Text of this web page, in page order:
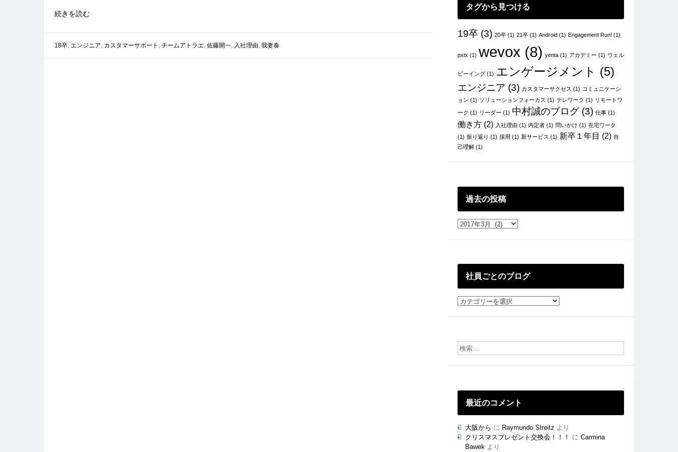
続きを読む私
が
18卒, エンジニア, カスタマーサポート , チームアトラエ, 佐藤開一, 入社理由, 我妻奏
タグから見つける
19卒(3) 20卒(1) 21卒(1) Android(1) Engagement Run! (1)
pxtx (1) wevox (8) yenta(1) アカデミー (1) ウェル
ビーイング(1) エンゲージメント (5)
エンジニア (3) カスタマーサクセス (1) コミュニケーシ
ョン (1) ソリューションフォーカス (1) テレワーク (1) リモートワ
ーク (1) リーダー (1) 中村誠のブログ(3) 仕事(1)
働き方(2) 入社理由 (1) 内定者(1) 問いかけ (1) 在宅ワーク
(1) 振り返り (1) 採用 (1) 新サービス (1) 新卒１年目 (2) 自
己理解(1)
過去の投稿
過
社員ごとのブログ
社
ブ
最近のコメント
大阪から に Raymundo Streitz より
クリスマスプレゼント交換会！！！
に Carmina
Bawekより